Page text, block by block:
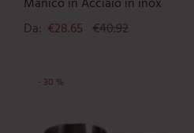
Da: €28.65 €40.92
Questo prodotto ha più varianti.
- 30 %